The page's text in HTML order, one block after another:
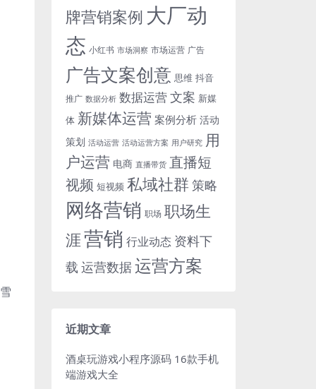
牌营销案例 大厂动
态 小红书 市场洞察 市场运营 广告
广告文案创意 思维 抖音
推广 数据分析 数据运营文案 新媒
体 新媒体运营 案例分析 活动
策划 活动运营 活动运营方案 用户研究 用
户运营 电商 直播带货 直播短
视频 短视频 私域社群 策略
网络营销 职场 职场生
涯营销 行业动态 资料下
载 运营数据运营方案
近期文章
酒桌玩游戏小程序源码 16款手机
端游戏大全